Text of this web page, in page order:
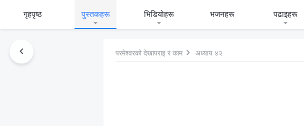
गृहपृष्ठ पुस्तकहरू भिडियोहरू भजनहरू पढाइहरू
परमेश्‍वरको देखापराइ र काम अध्याय ४२